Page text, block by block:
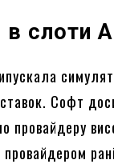
в слоти
Софт
провайдером